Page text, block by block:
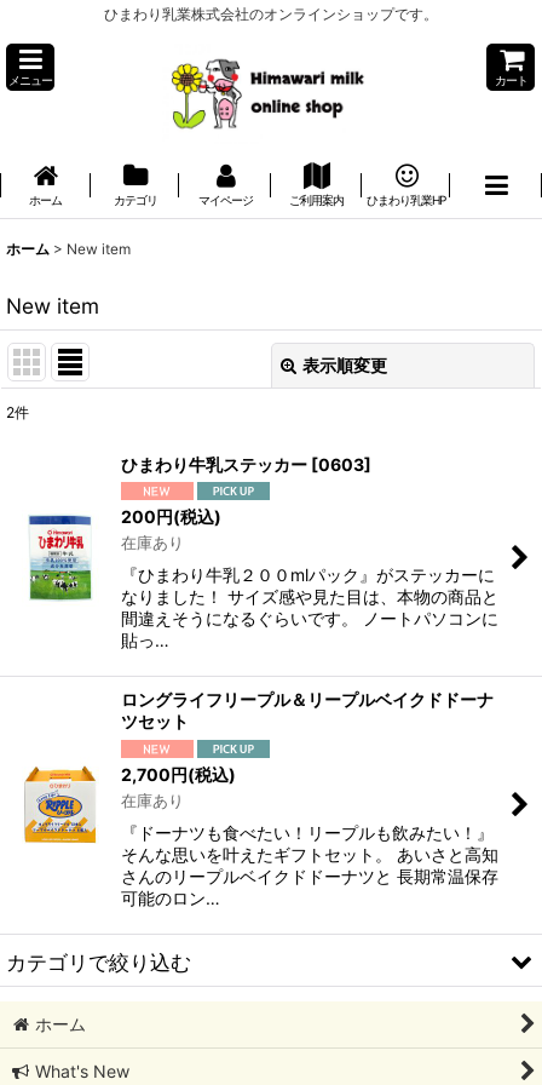
ひまわり乳業株式会社のオンラインショップです。
メニュー カート
ホーム カテゴリ マイページ ご利用案内 ひまわり乳業HP
ホーム > New item
New item
表示順変更
絞り込む
2件
ひまわり牛乳ステッカー [0603]
200円(税込)
在庫あり
『ひまわり牛乳２００mlパック』がステッカーに
なりました！ サイズ感や見た目は、本物の商品と
間違えそうになるぐらいです。 ノートパソコンに
貼っ…
ロングライフリープル＆リープルベイクドドーナ
ツセット
2,700円(税込)
在庫あり
『ドーナツも食べたい！リープルも飲みたい！』
そんな思いを叶えたギフトセット。 あいさと高知
さんのリープルベイクドドーナツと 長期常温保存
可能のロン…
カテゴリで絞り込む
ひまわりオリジナルグッズ
お得で便利なひまわりセット
ホーム
What's New